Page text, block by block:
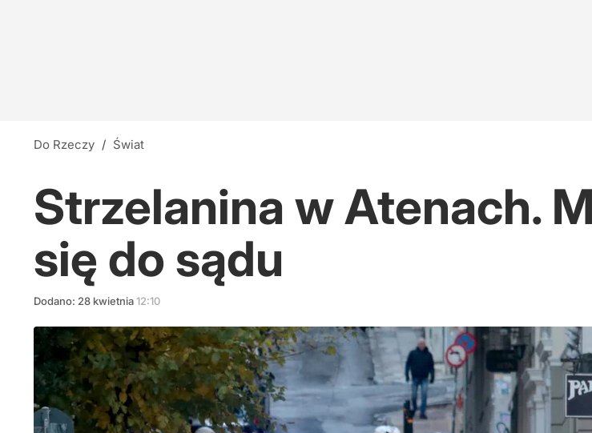
Do Rzeczy / Świat
Strzelanina w Atenach.
się do sądu
Dodano: 28 kwietnia12:10